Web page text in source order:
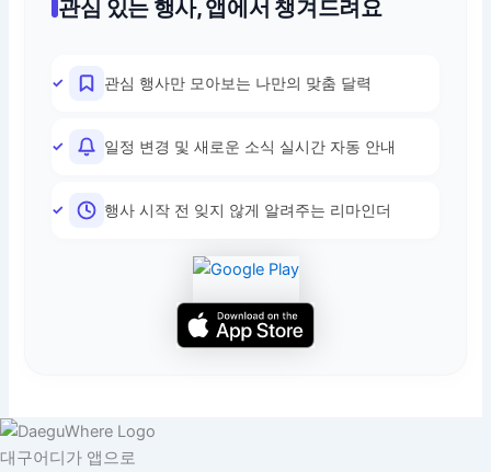
관심 있는 행사, 앱에서 챙겨드려요
관심 행사만 모아보는 나만의 맞춤 달력
일정 변경 및 새로운 소식 실시간 자동 안내
행사 시작 전 잊지 않게 알려주는 리마인더
대구어디가 앱으로